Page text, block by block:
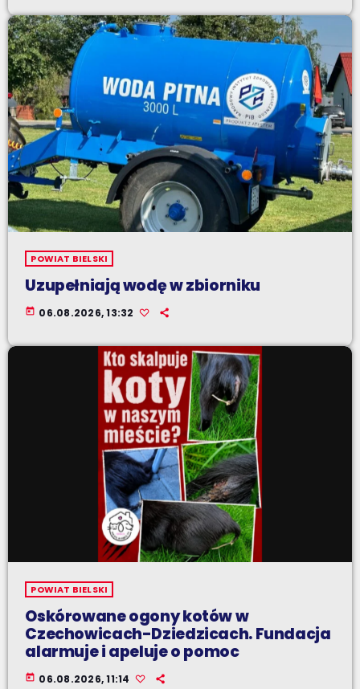
POWIAT BIELSKI
Uzupełniają wodę w zbiorniku
today 06.08.2026, 13:32
POWIAT BIELSKI
Oskórowane ogony kotów w
Czechowicach-Dziedzicach. Fundacja
alarmuje i apeluje o pomoc
today 06.08.2026, 11:14